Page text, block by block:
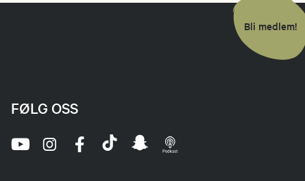
Bli medlem!
FØLG OSS